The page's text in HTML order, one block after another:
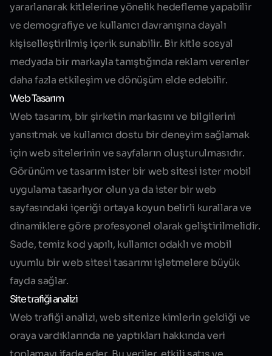
yararlanarak kitlelerine yönelik hedefleme yapabilir
ve demografiye ve kullanıcı davranışına dayalı
kişiselleştirilmiş içerik sunabilir. Bir kitle sosyal
medyada bir markayla tanıştığında reklam verenler
daha fazla etkileşim ve dönüşüm elde edebilir.
Web Tasarım
Web tasarım, bir şirketin markasını ve bilgilerini
yansıtmak ve kullanıcı dostu bir deneyim sağlamak
için web sitelerinin ve sayfaların oluşturulmasıdır.
Görünüm ve tasarım ister bir web sitesi ister mobil
uygulama tasarlıyor olun ya da ister bir web
sayfasındaki içeriği ortaya koyun belirli kurallara ve
dinamiklere göre profesyonel olarak geliştirilmelidir.
Sade, temiz kod yapılı, kullanıcı odaklı ve mobil
uyumlu bir web sitesi tasarımı işletmelere büyük
fayda sağlar.
Site trafiği analizi
Web trafiği analizi, web sitenize kimlerin geldiği ve
oraya vardıklarında ne yaptıkları hakkında veri